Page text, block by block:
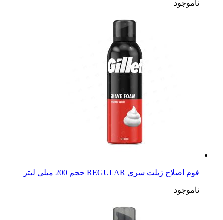
ناموجود
فوم اصلاح ژیلت سری REGULAR حجم 200 میلی لیتر
ناموجود